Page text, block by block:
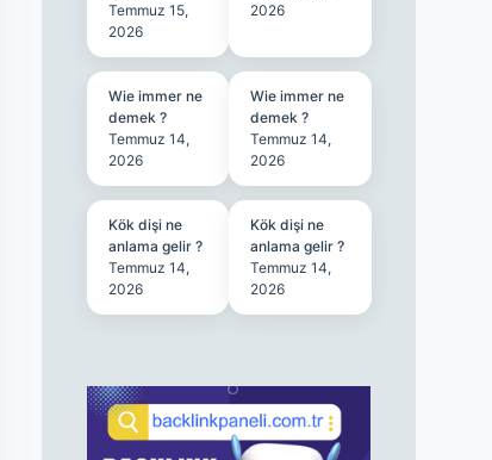
Temmuz 15,
2026
2026
Wie immer ne
demek ?
Temmuz 14,
2026
Wie immer ne
demek ?
Temmuz 14,
2026
Kök dişi ne
anlama gelir ?
Temmuz 14,
2026
Kök dişi ne
anlama gelir ?
Temmuz 14,
2026